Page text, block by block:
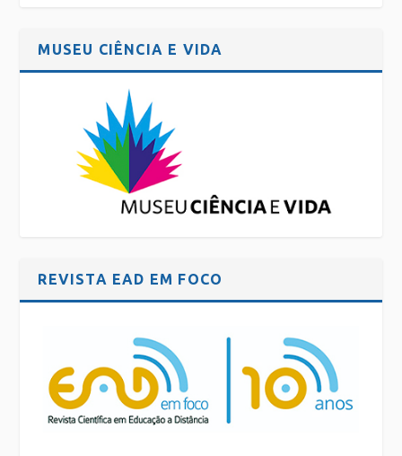
MUSEU CIÊNCIA E VIDA
REVISTA EAD EM FOCO